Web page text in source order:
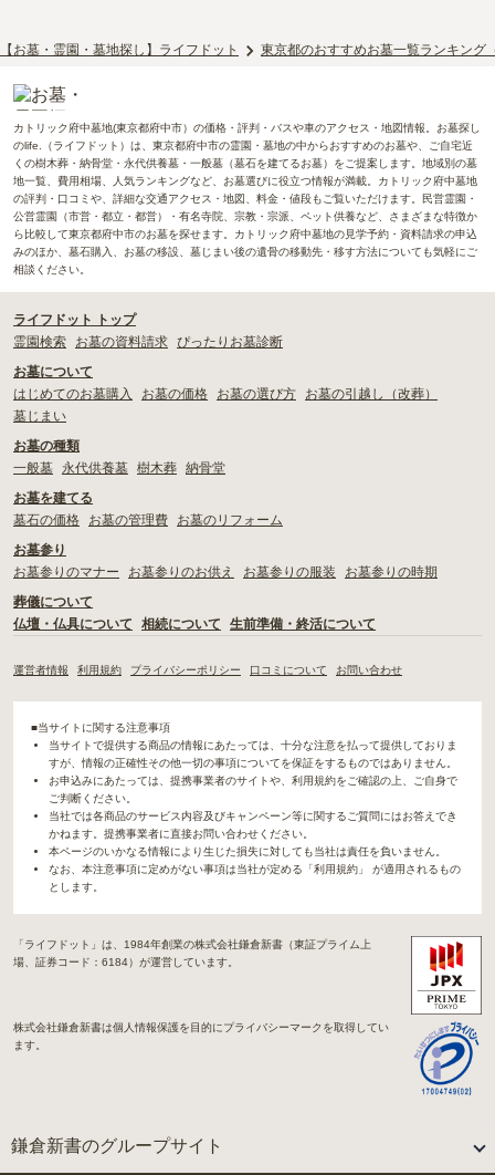
【お墓・霊園・墓地探し】ライフドット 東京都のおすすめお墓一覧ランキング
カトリック府中墓地(東京都府中市）の価格・評判・バスや車のアクセス・地図情報。お墓探し
のlife.（ライフドット）は、東京都府中市の霊園・墓地の中からおすすめのお墓や、ご自宅近
くの樹木葬・納骨堂・永代供養墓・一般墓（墓石を建てるお墓）をご提案します。地域別の墓
地一覧、費用相場、人気ランキングなど、お墓選びに役立つ情報が満載。カトリック府中墓地
の評判・口コミや、詳細な交通アクセス・地図、料金・値段もご覧いただけます。民営霊園・
公営霊園（市営・都立・都営）・有名寺院、宗教・宗派、ペット供養など、さまざまな特徴か
ら比較して東京都府中市のお墓を探せます。カトリック府中墓地の見学予約・資料請求の申込
みのほか、墓石購入、お墓の移設、墓じまい後の遺骨の移動先・移す方法についても気軽にご
相談ください。
ライフドット トップ
霊園検索
お墓の資料請求 ぴったりお墓診断
お墓について
はじめてのお墓購入
お墓の価格 お墓の選び方
お墓の引越し（改葬）
墓じまい
お墓の種類
一般墓
永代供養墓 樹木葬 納骨堂
お墓を建てる
墓石の価格
お墓の管理費
お墓のリフォーム
お墓参り
お墓参りのマナー
お墓参りのお供え お墓参りの服装
お墓参りの時期
葬儀について
仏壇・仏具について
相続について 生前準備・終活について
運営者情報 利用規約 プライバシーポリシー 口コミについて お問い合わせ
■当サイトに関する注意事項
当サイトで提供する商品の情報にあたっては、十分な注意を払って提供しておりま
すが、情報の正確性その他一切の事項についてを保証をするものではありません。
お申込みにあたっては、提携事業者のサイトや、利用規約をご確認の上、ご自身で
ご判断ください。
当社では各商品のサービス内容及びキャンペーン等に関するご質問にはお答えでき
かねます。提携事業者に直接お問い合わせください。
本ページのいかなる情報により生じた損失に対しても当社は責任を負いません。
なお、本注意事項に定めがない事項は当社が定める「利用規約」 が適用されるもの
とします。
「ライフドット」は、1984年創業の株式会社鎌倉新書（東証プライム上
場、証券コード：6184）が運営しています。
株式会社鎌倉新書は個人情報保護を目的にプライバシーマークを取得してい
ます。
鎌倉新書のグループサイト